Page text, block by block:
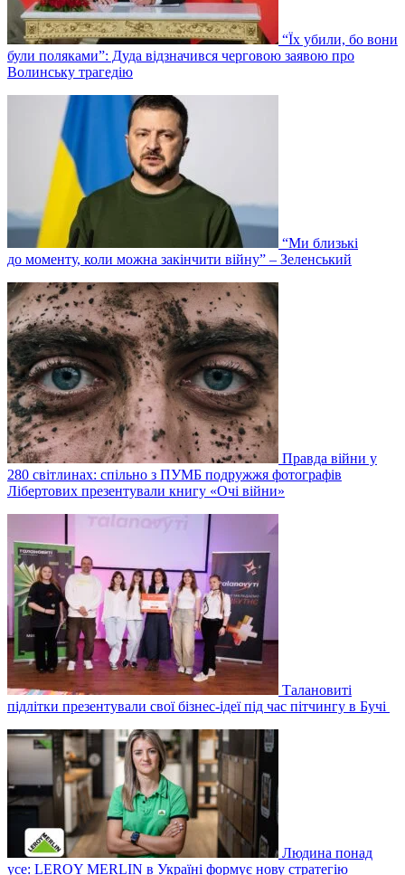
“Їх убили, бо вони
були поляками”: Дуда відзначився черговою заявою про
Волинську трагедію
“Ми близькі
до моменту, коли можна закінчити війну” – Зеленський
Правда війни у
280 світлинах: спільно з ПУМБ подружжя фотографів
Лібертових презентували книгу «Очі війни»
Талановиті
підлітки презентували свої бізнес-ідеї під час пітчингу в Бучі
Людина понад
усе: LEROY MERLIN в Україні формує нову стратегію